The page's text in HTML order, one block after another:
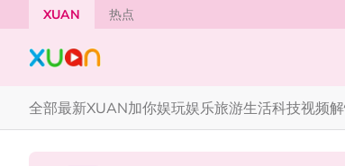
Skip to main content
XUAN 热点
全部最新XUAN加你娱玩娱乐旅游生活科技视频